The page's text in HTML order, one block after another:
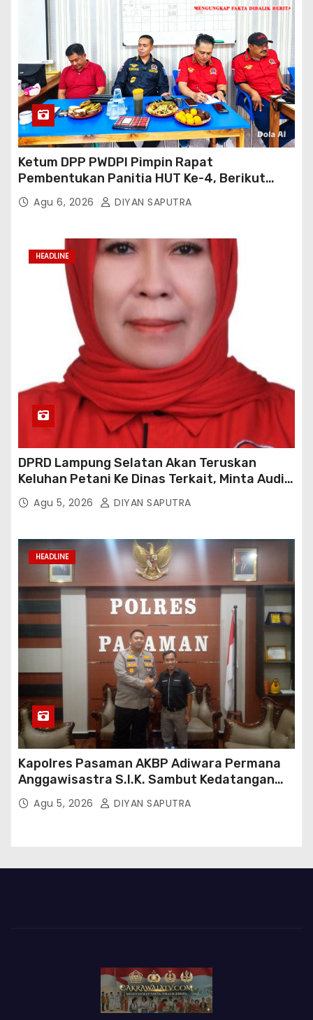
Ketum DPP PWDPI Pimpin Rapat
Pembentukan Panitia HUT Ke-4, Berikut
Susunan Dan Rangkaian Kegiatannya
Agu 6, 2026 DIYAN SAPUTRA
HEADLINE
DPRD Lampung Selatan Akan Teruskan
Keluhan Petani Ke Dinas Terkait, Minta Audit
Penyaluran Pupuk Bersubsidi Di Desa Budi
Lestari
Agu 5, 2026 DIYAN SAPUTRA
HEADLINE
Kapolres Pasaman AKBP Adiwara Permana
Anggawisastra S.I.K. Sambut Kedatangan
Kepala Cakrawala Tv Sumatera Barat
Agu 5, 2026 DIYAN SAPUTRA